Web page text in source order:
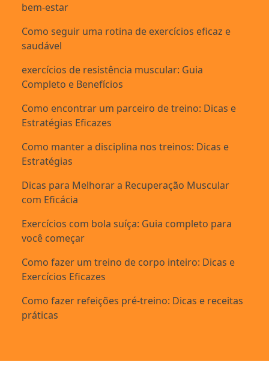
bem-estar
Como seguir uma rotina de exercícios eficaz e
saudável
exercícios de resistência muscular: Guia
Completo e Benefícios
Como encontrar um parceiro de treino: Dicas e
Estratégias Eficazes
Como manter a disciplina nos treinos: Dicas e
Estratégias
Dicas para Melhorar a Recuperação Muscular
com Eficácia
Exercícios com bola suíça: Guia completo para
você começar
Como fazer um treino de corpo inteiro: Dicas e
Exercícios Eficazes
Como fazer refeições pré-treino: Dicas e receitas
práticas